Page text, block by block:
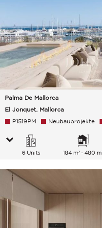
Palma De Mallorca
El Jonquet, Mallorca
P1519PM
Neubauprojekte
6 Units 184 m² - 480